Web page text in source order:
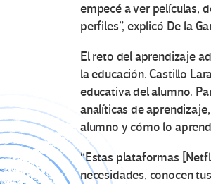
empecé a ver películas,
perfiles”, explicó De la
El reto del aprendizaje
la educación. Castillo
educativa del alumno.
analíticas de
alumno y cómo lo
“Estas plataformas
necesidades, conocen